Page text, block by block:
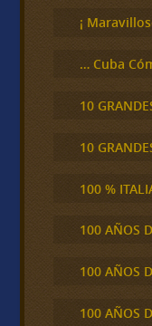
¡
… Cuba
10
10
100 %
100 AÑOS
100 AÑOS
100 AÑOS